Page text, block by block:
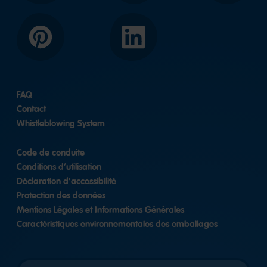
Pinterest LinkedIn
FAQ
Contact
Whistleblowing System
Code de conduite
Conditions d’utilisation
Déclaration d'accessibilité
Protection des données
Mentions Légales et Informations Générales
Caractéristiques environnementales des emballages